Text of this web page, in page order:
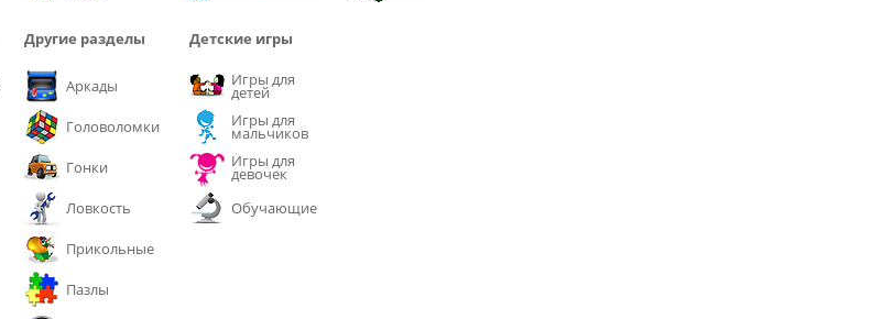
Другие разделы
Аркады
Головоломки
Гонки
Ловкость
Прикольные
Пазлы
Детские игры
Игры для
детей
Игры для
мальчиков
Игры для
девочек
Обучающие